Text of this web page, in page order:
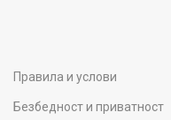
Правила и услови
Безбедност и приватност